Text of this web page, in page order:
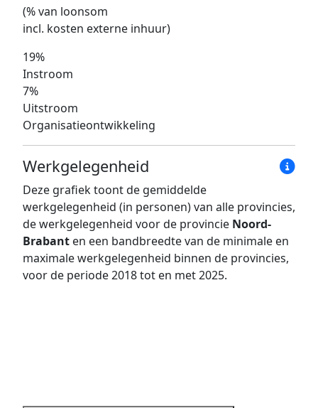
(% van loonsom
incl. kosten externe inhuur)
19%
Instroom
7%
Uitstroom
Organisatieontwikkeling
Werkgelegenheid
Deze grafiek toont de gemiddelde
werkgelegenheid (in personen) van alle provincies,
de werkgelegenheid voor de provincie Noord-
Brabant en een bandbreedte van de minimale en
maximale werkgelegenheid binnen de provincies,
voor de periode 2018 tot en met 2025.